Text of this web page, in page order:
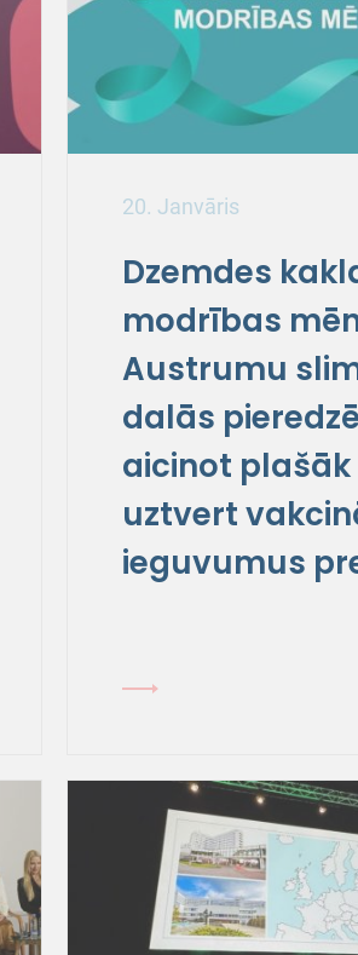
20. Janvāris
Dzemdes
modrības
Austrumu
dalās
aicinot plašāk
uztvert
ieguvumus